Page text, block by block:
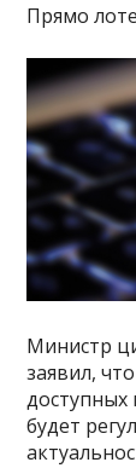
Прямо
Министр
заявил,
доступных
будет